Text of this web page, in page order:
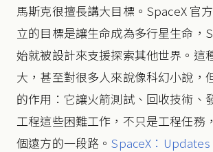
馬斯克很擅長講大目標。SpaceX 官
立的目標是讓生命成為多行星生命，
始就被設計來支援探索其他世界。這
大，甚至對很多人來說像科幻小說，
的作用：它讓火箭測試、回收技術、
工程這些困難工作，不只是工程任務
個遠方的一段路。 SpaceX：Updates